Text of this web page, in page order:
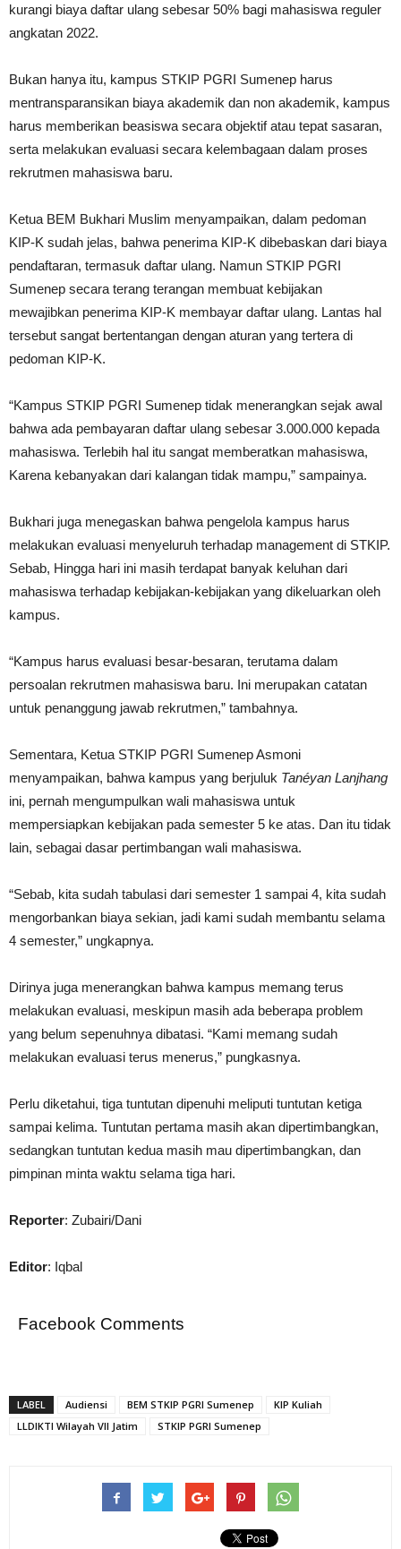
kurangi biaya daftar ulang sebesar 50% bagi mahasiswa reguler
angkatan 2022.
Bukan hanya itu, kampus STKIP PGRI Sumenep harus
mentransparansikan biaya akademik dan non akademik, kampus
harus memberikan beasiswa secara objektif atau tepat sasaran,
serta melakukan evaluasi secara kelembagaan dalam proses
rekrutmen mahasiswa baru.
Ketua BEM Bukhari Muslim menyampaikan, dalam pedoman
KIP-K sudah jelas, bahwa penerima KIP-K dibebaskan dari biaya
pendaftaran, termasuk daftar ulang. Namun STKIP PGRI
Sumenep secara terang terangan membuat kebijakan
mewajibkan penerima KIP-K membayar daftar ulang. Lantas hal
tersebut sangat bertentangan dengan aturan yang tertera di
pedoman KIP-K.
“Kampus STKIP PGRI Sumenep tidak menerangkan sejak awal
bahwa ada pembayaran daftar ulang sebesar 3.000.000 kepada
mahasiswa. Terlebih hal itu sangat memberatkan mahasiswa,
Karena kebanyakan dari kalangan tidak mampu,” sampainya.
Bukhari juga menegaskan bahwa pengelola kampus harus
melakukan evaluasi menyeluruh terhadap management di STKIP.
Sebab, Hingga hari ini masih terdapat banyak keluhan dari
mahasiswa terhadap kebijakan-kebijakan yang dikeluarkan oleh
kampus.
“Kampus harus evaluasi besar-besaran, terutama dalam
persoalan rekrutmen mahasiswa baru. Ini merupakan catatan
untuk penanggung jawab rekrutmen,” tambahnya.
Sementara, Ketua STKIP PGRI Sumenep Asmoni
menyampaikan, bahwa kampus yang berjuluk Tanéyan Lanjhang
ini, pernah mengumpulkan wali mahasiswa untuk
mempersiapkan kebijakan pada semester 5 ke atas. Dan itu tidak
lain, sebagai dasar pertimbangan wali mahasiswa.
“Sebab, kita sudah tabulasi dari semester 1 sampai 4, kita sudah
mengorbankan biaya sekian, jadi kami sudah membantu selama
4 semester,” ungkapnya.
Dirinya juga menerangkan bahwa kampus memang terus
melakukan evaluasi, meskipun masih ada beberapa problem
yang belum sepenuhnya dibatasi. “Kami memang sudah
melakukan evaluasi terus menerus,” pungkasnya.
Perlu diketahui, tiga tuntutan dipenuhi meliputi tuntutan ketiga
sampai kelima. Tuntutan pertama masih akan dipertimbangkan,
sedangkan tuntutan kedua masih mau dipertimbangkan, dan
pimpinan minta waktu selama tiga hari.
Reporter: Zubairi/Dani
Editor: Iqbal
Facebook Comments
LABEL Audiensi BEM STKIP PGRI Sumenep
KIP Kuliah
LLDIKTI Wilayah VII Jatim
STKIP PGRI Sumenep